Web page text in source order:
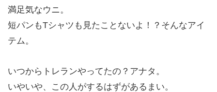
満足気なウニ。
短パンもTシャツも見たことないよ！？そんなアイ
テム。
いつからトレランやってたの？アナタ。
いやいや、この人がするはずがあるまい。